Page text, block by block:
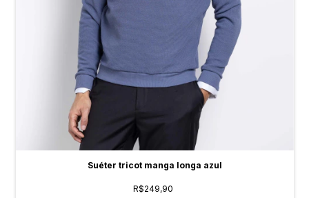
Suéter tricot manga longa azul
R$249,90